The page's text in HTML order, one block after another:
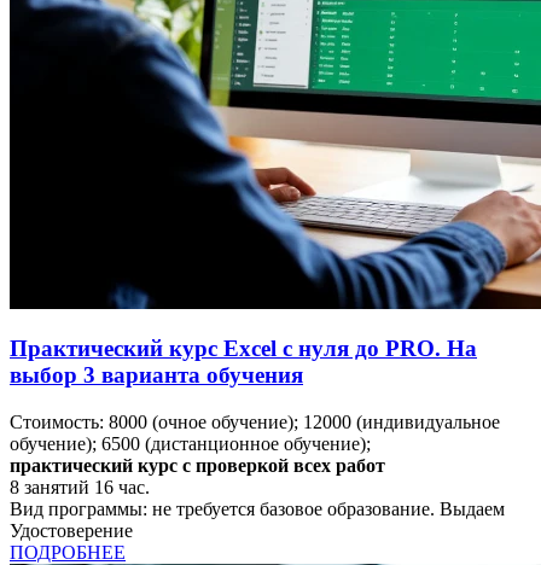
Практический курс Excel с нуля до PRO. На
выбор 3 варианта обучения
Стоимость: 8000 (очное обучение); 12000 (индивидуальное
обучение); 6500 (дистанционное обучение);
практический курс с проверкой всех работ
8 занятий 16 час.
Вид программы: не требуется базовое образование. Выдаем
Удостоверение
ПОДРОБНЕЕ